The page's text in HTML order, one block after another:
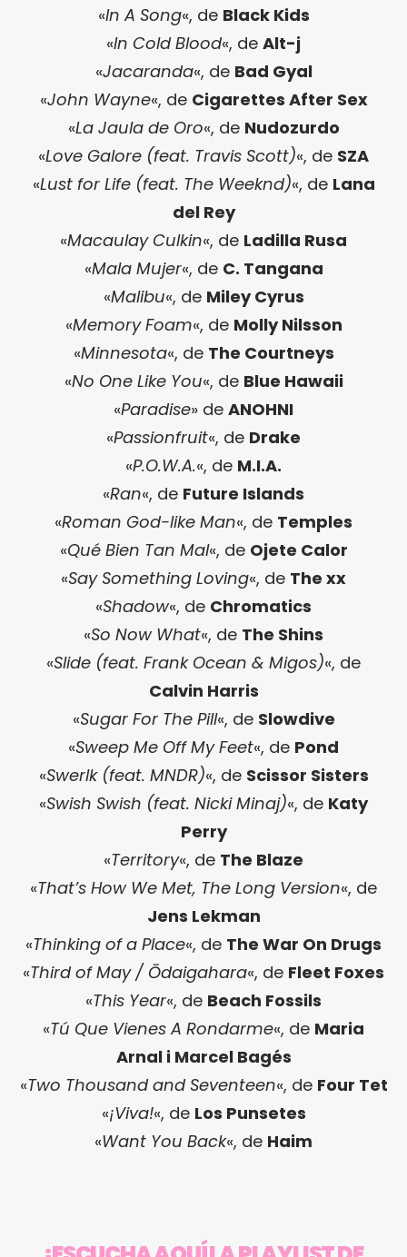
«In A Song«, de Black Kids
«In Cold Blood«, de Alt-j
«Jacaranda«, de Bad Gyal
«John Wayne«, de Cigarettes After Sex
«La Jaula de Oro«, de Nudozurdo
«Love Galore (feat. Travis Scott)«, de SZA
«Lust for Life (feat. The Weeknd)«, de Lana
del Rey
«Macaulay Culkin«, de Ladilla Rusa
«Mala Mujer«, de C. Tangana
«Malibu«, de Miley Cyrus
«Memory Foam«, de Molly Nilsson
«Minnesota«, de The Courtneys
«No One Like You«, de Blue Hawaii
«Paradise» de ANOHNI
«Passionfruit«, de Drake
«P.O.W.A.«, de M.I.A.
«Ran«, de Future Islands
«Roman God-like Man«, de Temples
«Qué Bien Tan Mal«, de Ojete Calor
«Say Something Loving«, de The xx
«Shadow«, de Chromatics
«So Now What«, de The Shins
«Slide (feat. Frank Ocean & Migos)«, de
Calvin Harris
«Sugar For The Pill«, de Slowdive
«Sweep Me Off My Feet«, de Pond
«Swerlk (feat. MNDR)«, de Scissor Sisters
«Swish Swish (feat. Nicki Minaj)«, de Katy
Perry
«Territory«, de The Blaze
«That’s How We Met, The Long Version«, de
Jens Lekman
«Thinking of a Place«, de The War On Drugs
«Third of May / Ōdaigahara«, de Fleet Foxes
«This Year«, de Beach Fossils
«Tú Que Vienes A Rondarme«, de Maria
Arnal i Marcel Bagés
«Two Thousand and Seventeen«, de Four Tet
«¡Viva!«, de Los Punsetes
«Want You Back«, de Haim